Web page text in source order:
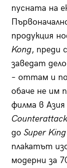
пусната на
продукция
Kong, преди
заведат
– оттам и
обаче не им
филма в
до Super
плакатът
модерни за